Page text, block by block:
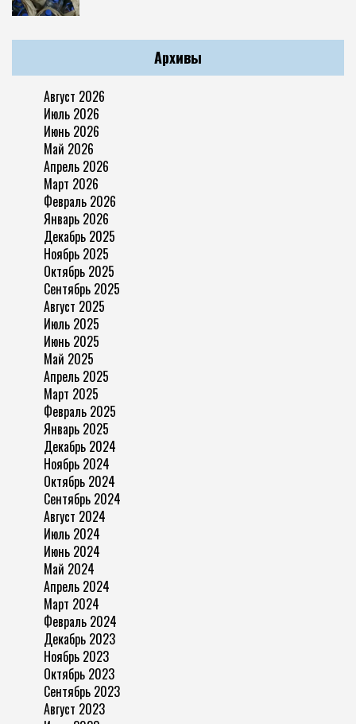
Архивы
Август 2026
Июль 2026
Июнь 2026
Май 2026
Апрель 2026
Март 2026
Февраль 2026
Январь 2026
Декабрь 2025
Ноябрь 2025
Октябрь 2025
Сентябрь 2025
Август 2025
Июль 2025
Июнь 2025
Май 2025
Апрель 2025
Март 2025
Февраль 2025
Январь 2025
Декабрь 2024
Ноябрь 2024
Октябрь 2024
Сентябрь 2024
Август 2024
Июль 2024
Июнь 2024
Май 2024
Апрель 2024
Март 2024
Февраль 2024
Декабрь 2023
Ноябрь 2023
Октябрь 2023
Сентябрь 2023
Август 2023